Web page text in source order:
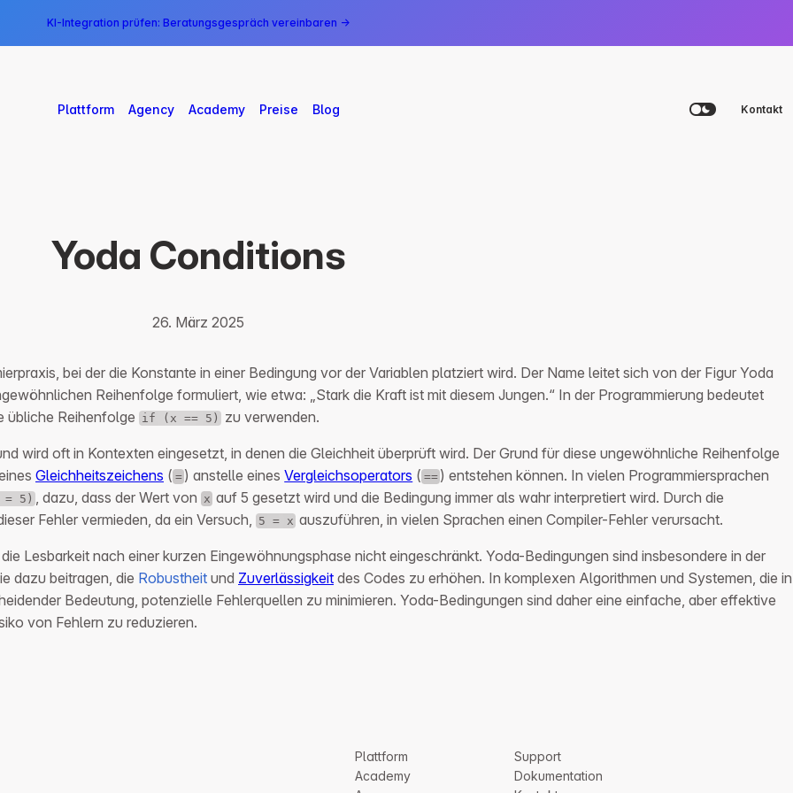
KI-Integration prüfen: Beratungsgespräch vereinbaren →
Plattform Agency Academy Preise Blog Kontakt
Yoda Conditions
26. März 2025
bei der die Konstante in einer Bedingung vor der Variablen platziert wird. Der Name leitet sich von der Figur Yoda
Reihenfolge formuliert, wie etwa: „Stark die Kraft ist mit diesem Jungen.“ In der Programmierung bedeutet
übliche Reihenfolge if (x == 5) zu verwenden.
wird oft in Kontexten eingesetzt, in denen die Gleichheit überprüft wird. Der Grund für diese ungewöhnliche Reihenfolge
Gleichheitszeichens ( = ) anstelle einesVergleichsoperators (== ) entstehen können. In vielen Programmiersprachen
5) , dazu, dass der Wert von x auf 5 gesetzt wird und die Bedingung immer als wahr interpretiert wird. Durch die
Fehler vermieden, da ein Versuch, 5 = x auszuführen, in vielen Sprachen einen Compiler-Fehler verursacht.
Lesbarkeit nach einer kurzen Eingewöhnungsphase nicht eingeschränkt. Yoda-Bedingungen sind insbesondere in der
dazu beitragen, die Robustheit und Zuverlässigkeit des Codes zu erhöhen. In komplexen Algorithmen und Systemen, die in
Bedeutung, potenzielle Fehlerquellen zu minimieren. Yoda-Bedingungen sind daher eine einfache, aber effektive
von Fehlern zu reduzieren.
Plattform
Academy
Support
Dokumentation